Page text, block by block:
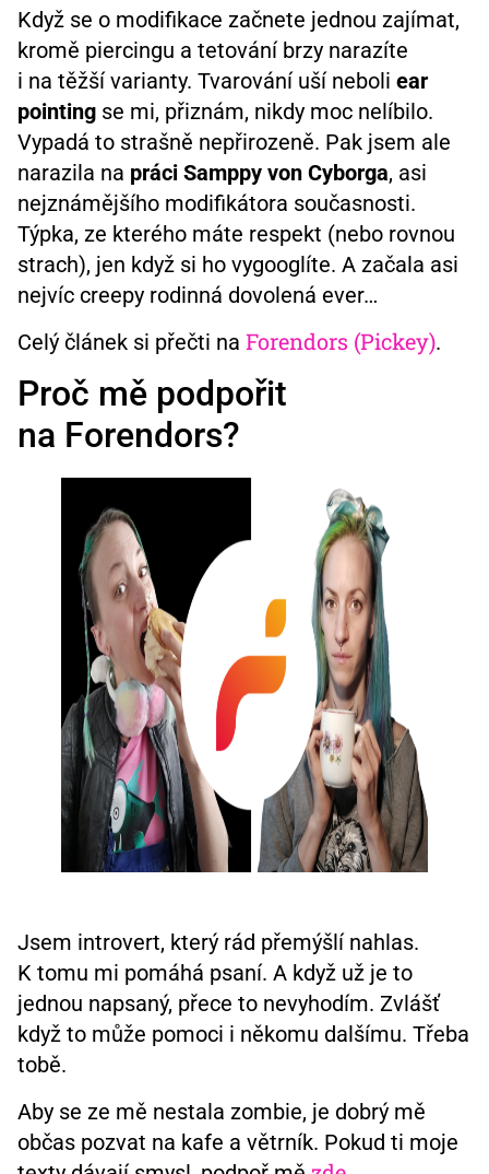
Když se o modifikace začnete jednou zajímat,
kromě piercingu a tetování brzy narazíte
i na těžší varianty. Tvarování uší neboli ear
pointing se mi, přiznám, nikdy moc nelíbilo.
Vypadá to strašně nepřirozeně. Pak jsem ale
narazila na práci Samppy von Cyborga, asi
nejznámějšího modifikátora současnosti.
Týpka, ze kterého máte respekt (nebo rovnou
strach), jen když si ho vygooglíte. A začala asi
nejvíc creepy rodinná dovolená ever…
Celý článek si přečti na Forendors (Pickey).
Proč mě podpořit
na Forendors?
Jsem introvert, který rád přemýšlí nahlas.
K tomu mi pomáhá psaní. A když už je to
jednou napsaný, přece to nevyhodím. Zvlášť
když to může pomoci i někomu dalšímu. Třeba
tobě.
Aby se ze mě nestala zombie, je dobrý mě
občas pozvat na kafe a větrník. Pokud ti moje